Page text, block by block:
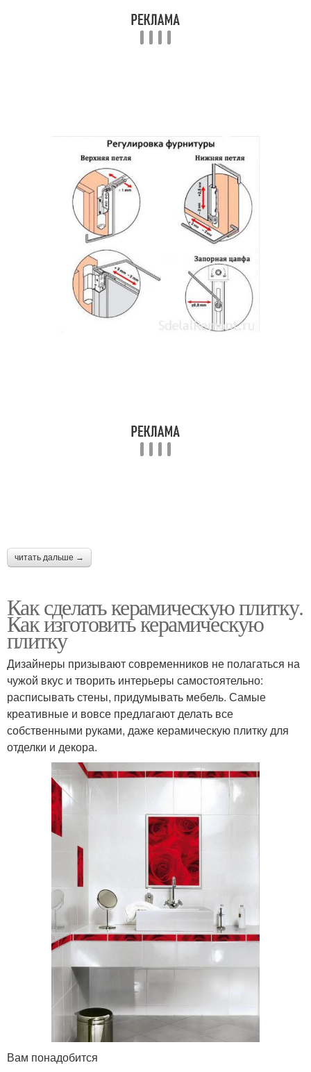
читать дальше →
Как сделать керамическую плитку.
Как изготовить керамическую
плитку
Дизайнеры призывают современников не полагаться на
чужой вкус и творить интерьеры самостоятельно:
расписывать стены, придумывать мебель. Самые
креативные и вовсе предлагают делать все
собственными руками, даже керамическую плитку для
отделки и декора.
Вам понадобится